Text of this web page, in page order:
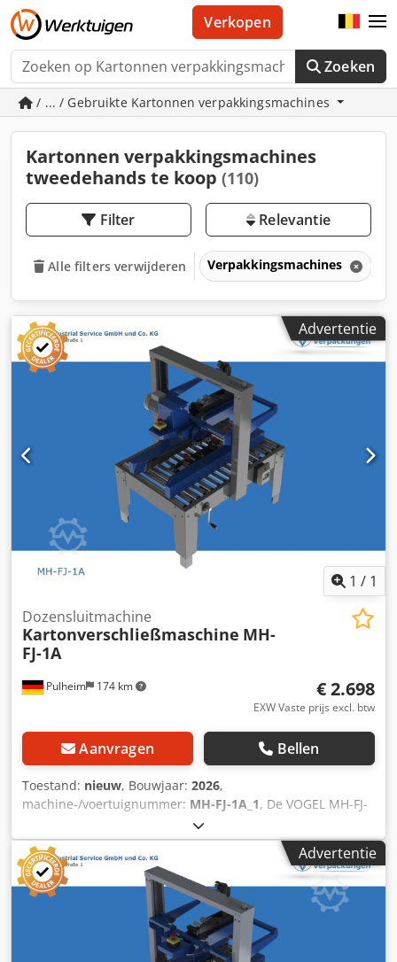
Zoeken
Verkopen
/ ... / Gebruikte Kartonnen verpakkingsmachines
Kartonnen verpakkingsmachines
tweedehands te koop (110)
Filter Relevantie
Alle filters verwijderen Verpakkingsmachines
Advertentie
1 / 1
Pulheim 174 km
Dozensluitmachine
Kartonverschließmaschine MH-
FJ-1A
€ 2.698
EXW Vaste prijs excl. btw
Aanvragen Bellen
Toestand: nieuw, Bouwjaar: 2026,
machine-/voertuignummer: MH-FJ-1A_1, De VOGEL MH-FJ-
1A dozensluitmachine heeft een zijwaarts
aandrijfriemsysteem en een extra aandrijfriem in het
bovenste gedeelte van de machine. Het voordeel ligt in de
stabiliteit - hoge dozen kunnen hierdoor niet opzij
kantelen. Chsdpezr H Hlofx Amhja Doosformaten: Lengte
150 - ∞ mm Breedte: 120 - 480 mm Hoogte: 120 - 480 mm
Technische gegevens: Lengte 1.090 mm Breedte 1.050 mm
Gewicht 200 kg Bedrijfsspanning 220 V CE-markering
Advertentie